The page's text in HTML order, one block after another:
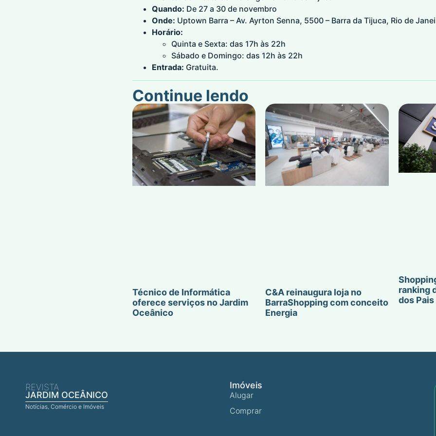
Quando: De 27 a 30 de novembro
Onde: Uptown Barra – Av. Ayrton Senna, 5500 – Barra da Tijuca, Rio de
Horário:
Quinta e Sexta: das 17h às 22h
Sábado e Domingo: das 12h às 22h
Entrada: Gratuita.
Continue lendo
Técnico de Informática
oferece serviços no Jardim
Oceânico
C&A reinaugura loja no
BarraShopping com conceito
Energia
ranking
dos Pais
REVISTA
JARDIM OCEÂNICO
Notícias, Comércio e Imóveis
Imóveis
Alugar
Comprar